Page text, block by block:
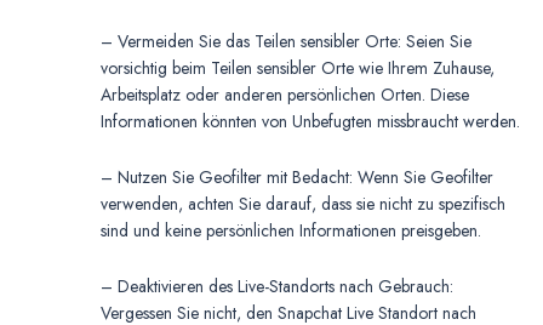
– Vermeiden Sie das Teilen sensibler Orte: Seien Sie
vorsichtig beim Teilen sensibler Orte wie Ihrem Zuhause,
Arbeitsplatz oder anderen persönlichen Orten. Diese
Informationen könnten von Unbefugten missbraucht werden.
– Nutzen Sie Geofilter mit Bedacht: Wenn Sie Geofilter
verwenden, achten Sie darauf, dass sie nicht zu spezifisch
sind und keine persönlichen Informationen preisgeben.
– Deaktivieren des Live-Standorts nach Gebrauch:
Vergessen Sie nicht, den Snapchat Live Standort nach